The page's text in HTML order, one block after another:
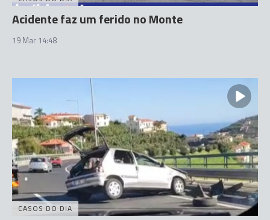
Acidente faz um ferido no Monte
19 Mar 14:48
CASOS DO DIA